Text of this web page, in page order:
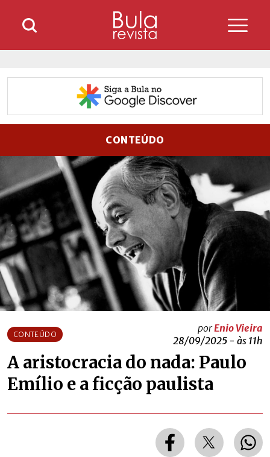
CONTEÚDO
CONTEÚDO
porEnio Vieira
28/09/2025 - às 11h
A aristocracia do nada: Paulo
Emílio e a ficção paulista